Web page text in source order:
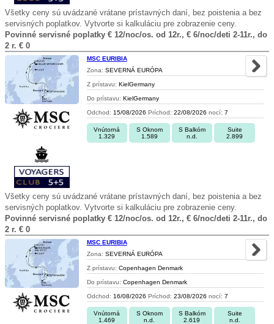
Všetky ceny sú uvádzané vrátane prístavných daní, bez poistenia a bez
servisných poplatkov. Vytvorte si kalkuláciu pre zobrazenie ceny.
Povinné servisné poplatky € 12/noc/os. od 12r., € 6/noc/deti 2-11r., do
2 r. € 0
MSC EURIBIA
Zona: SEVERNÁ EURÓPA
Z prístavu: KielGermany
Do prístavu: KielGermany
Odchod: 15/08/2026 Príchod: 22/08/2026 nocí: 7
Vnútorná
1.329
S Oknom
1.589
S Balkóm
n.d.
Suite
2.899
Všetky ceny sú uvádzané vrátane prístavných daní, bez poistenia a bez
servisných poplatkov. Vytvorte si kalkuláciu pre zobrazenie ceny.
Povinné servisné poplatky € 12/noc/os. od 12r., € 6/noc/deti 2-11r., do
2 r. € 0
MSC EURIBIA
Zona: SEVERNÁ EURÓPA
Z prístavu: Copenhagen Denmark
Do prístavu: Copenhagen Denmark
Odchod: 16/08/2026 Príchod: 23/08/2026 nocí: 7
Vnútorná
1.469
S Oknom
n.d.
S Balkóm
2.619
Suite
n.d.